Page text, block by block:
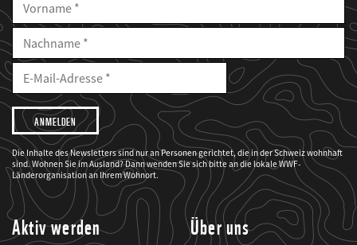
Vorname
Nachname
E-
Mailadresse
E-
Adresse
Ich
möchte,
dass
der
WWF
mich
über
seine
Projekte
informiert.
Die Inhalte des Newsletters sind nur an Personen gerichtet, die in der Schweiz wohnhaft
sind. Wohnen Sie im Ausland? Dann wenden Sie sich bitte an die lokale WWF-
Länderorganisation an Ihrem Wohnort.
Aktiv werden Über uns